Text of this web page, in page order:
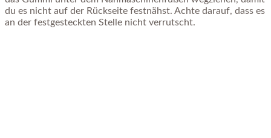
du es nicht auf der Rückseite festnähst. Achte darauf, dass es
an der festgesteckten Stelle nicht verrutscht.